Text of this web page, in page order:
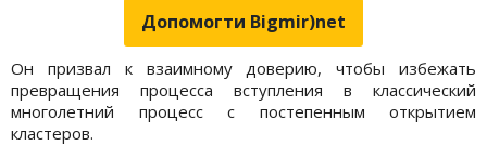
Допомогти Bigmir)net
Он призвал к взаимному доверию, чтобы избежать
превращения процесса вступления в классический
многолетний процесс с постепенным открытием
кластеров.